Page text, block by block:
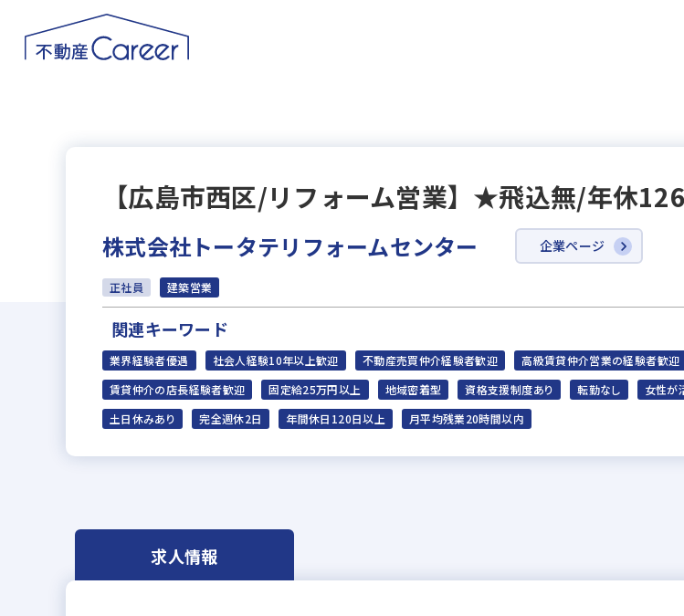
【広島市西区/リフォーム営業】★飛込無/年休
株式会社トータテリフォームセンター 企業ページ
正社員 建築営業
関連キーワード
業界経験者優遇 社会人経験10年以上歓迎 不動産売買仲介経験者歓迎
高級賃貸仲介営業の経験者歓迎
賃貸仲介の店長経験者歓迎
固定給25万円以上 地域密着型 資格支援制度あり 転勤なし
女性が
土日休みあり
完全週休2日 年間休日120日以上 月平均残業20時間以内
求人情報